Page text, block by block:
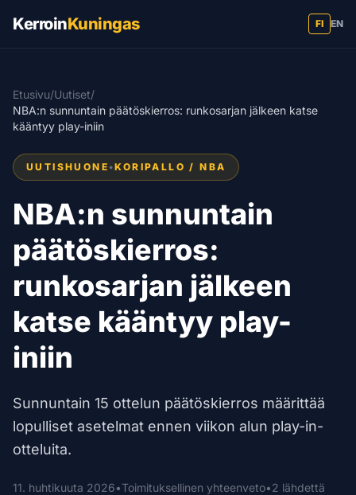
KerroinKuningas FI EN
Etusivu/Uutiset/
NBA:n sunnuntain päätöskierros: runkosarjan jälkeen katse
kääntyy play-iniin
UUTISHUONE •KORIPALLO / NBA
NBA:n sunnuntain
päätöskierros:
runkosarjan jälkeen
katse kääntyy play-
iniin
Sunnuntain 15 ottelun päätöskierros määrittää
lopulliset asetelmat ennen viikon alun play-in-
otteluita.
11. huhtikuuta 2026•Toimituksellinen yhteenveto•2 lähdettä